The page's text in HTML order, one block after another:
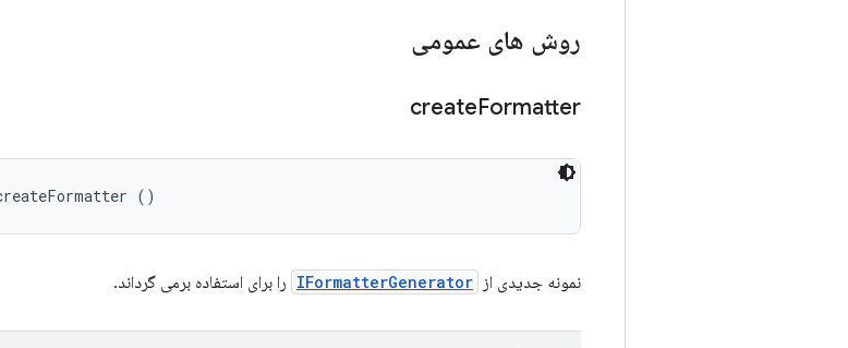
روش های عمومی
createFormatter
()
نمونه جدیدی از IFormatterGenerator را برای استفاده برمی گرداند.